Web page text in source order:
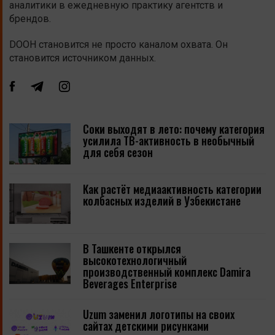
аналитики в ежедневную практику агентств и
брендов.
DOOH становится не просто каналом охвата. Он
становится источником данных.
Соки выходят в лето: почему категория
усилила ТВ-активность в необычный
для себя сезон
Как растёт медиаактивность категории
колбасных изделий в Узбекистане
В Ташкенте открылся
высокотехнологичный
производственный комплекс Damira
Beverages Enterprise
Uzum заменил логотипы на своих
сайтах детскими рисунками